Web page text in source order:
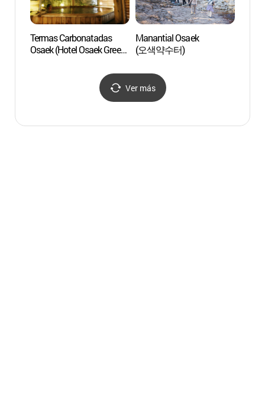
Termas Carbonatadas
Osaek (Hotel Osaek Green
Manantial Osaek
(오색약수터)
Ver más